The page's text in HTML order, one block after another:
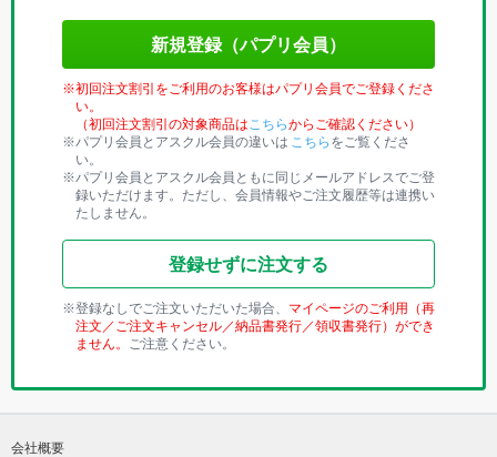
新規登録（パプリ会員）
初回注文割引をご利用のお客様はパプリ会員でご登録くださ
い。
（初回注文割引の対象商品はこちらからご確認ください）
パプリ会員とアスクル会員の違いは こちら をご覧くださ
い。
パプリ会員とアスクル会員ともに同じメールアドレスでご登
録いただけます。ただし、会員情報やご注文履歴等は連携い
たしません。
登録せずに注文する
登録なしでご注文いただいた場合、 マイページのご利用（再
注文／ご注文キャンセル／納品書発行／領収書発行）ができ
ません。 ご注意ください。
会社概要